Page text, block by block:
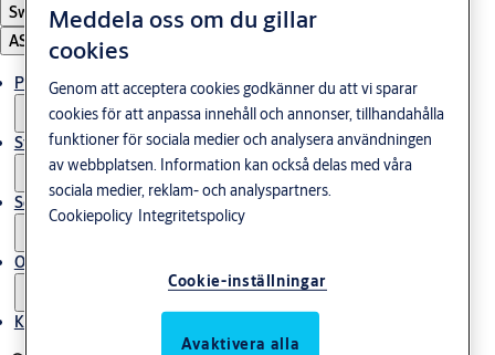
Sweden· Svenska
ASSA ABLOY Group
Produkter och lösningar
Stories
Service
Om oss
Kontakta oss
Meddela oss om du gillar
cookies
Genom att acceptera cookies godkänner du att vi sparar
cookies för att anpassa innehåll och annonser, tillhandahålla
funktioner för sociala medier och analysera användningen
av webbplatsen. Information kan också delas med våra
sociala medier, reklam- och analyspartners.
Cookiepolicy Integritetspolicy
Cookie-inställningar
Avaktivera alla